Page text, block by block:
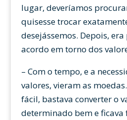
lugar, deveríamos
quisesse trocar
desejássemos. Depois,
acordo em torno dos
– Com o tempo, e a
valores, vieram as
fácil, bastava converter o
determinado bem e